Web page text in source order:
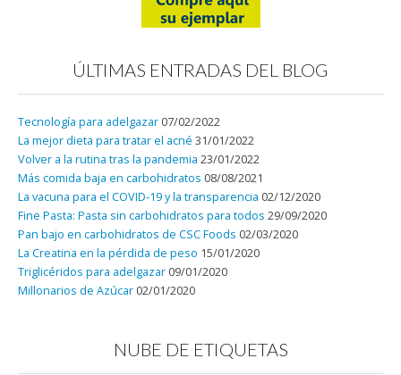
ÚLTIMAS ENTRADAS DEL BLOG
Tecnología para adelgazar 07/02/2022
La mejor dieta para tratar el acné 31/01/2022
Volver a la rutina tras la pandemia 23/01/2022
Más comida baja en carbohidratos 08/08/2021
La vacuna para el COVID-19 y la transparencia 02/12/2020
Fine Pasta: Pasta sin carbohidratos para todos 29/09/2020
Pan bajo en carbohidratos de CSC Foods 02/03/2020
La Creatina en la pérdida de peso 15/01/2020
Triglicéridos para adelgazar 09/01/2020
Millonarios de Azúcar 02/01/2020
NUBE DE ETIQUETAS